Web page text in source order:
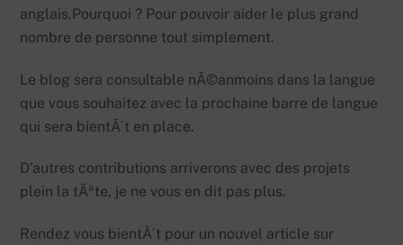
anglais.Pourquoi ? Pour pouvoir aider le plus grand
nombre de personne tout simplement.
Le blog sera consultable nÃ©anmoins dans la langue
que vous souhaitez avec la prochaine barre de langue
qui sera bientÃ´t en place.
D’autres contributions arriverons avec des projets
plein la tÃªte, je ne vous en dit pas plus.
Rendez vous bientÃ´t pour un nouvel article sur